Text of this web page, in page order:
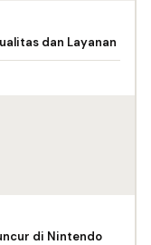
dan Layanan
di Nintendo